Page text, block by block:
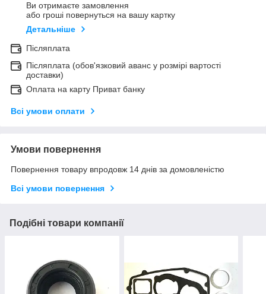
Ви отримаєте замовлення
або гроші повернуться на вашу картку
Детальніше
Післяплата
Післяплата (обов'язковий аванс у розмірі вартості
доставки)
Оплата на карту Приват банку
Всі умови оплати
Умови повернення
Повернення товару впродовж 14 днів за домовленістю
Всі умови повернення
Подібні товари компанії